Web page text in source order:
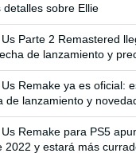
detalles sobre Ellie
Parte 2 Remastered
de lanzamiento y
Remake ya es oficial:
de lanzamiento y
Remake para PS5
2022 y estará más